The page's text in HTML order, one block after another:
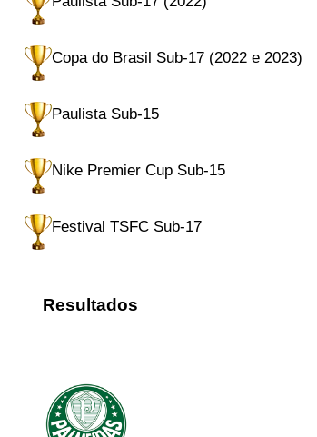
Copa do Brasil Sub-17 (2022 e 2023)
Paulista Sub-15
Nike Premier Cup Sub-15
Festival TSFC Sub-17
Resultados